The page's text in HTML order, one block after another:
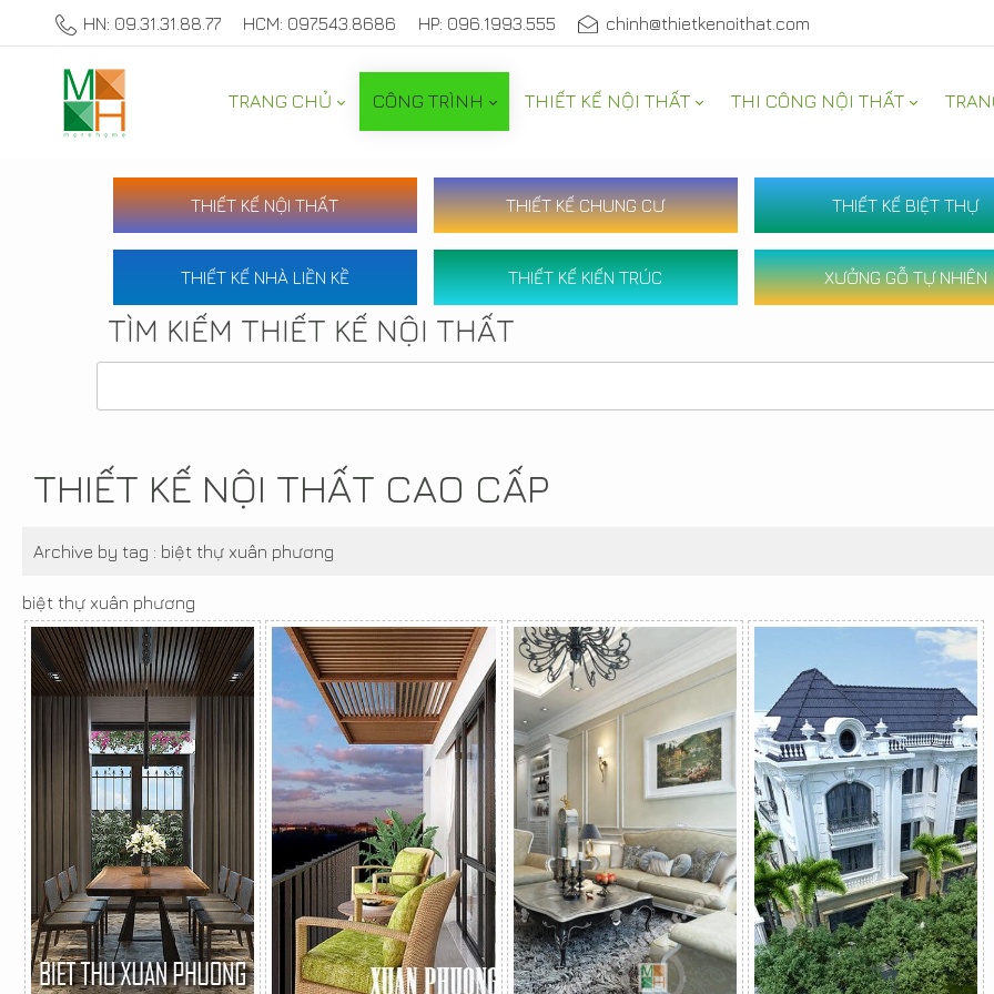
HN: 09.31.31.88.77 HCM: 097.543.8686 HP: 096.1993.555 chinh@thietkenoithat.com
TRANG CHỦ CÔNG TRÌNH THIẾT KẾ NỘI THẤT THI CÔNG NỘI THẤT
THIẾT KẾ NỘI THẤT THIẾT KẾ CHUNG CƯ THIẾT KẾ BIỆT THỰ
THIẾT KẾ NHÀ LIỀN KỀ THIẾT KẾ KIẾN TRÚC XƯỞNG GỖ TỰ NHIÊN
TÌM KIẾM THIẾT KẾ NỘI THẤT
THIẾT KẾ NỘI THẤT CAO CẤP
Archive by tag : biệt thự xuân phương
biệt thự xuân phương